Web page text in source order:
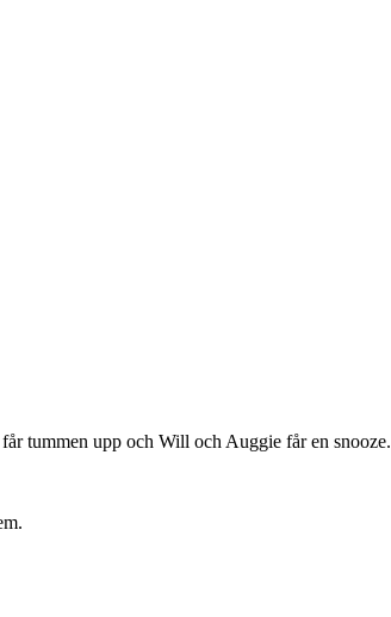
tummen upp och Will och Auggie får en snooze.